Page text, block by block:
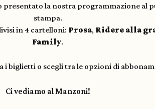
presentato la nostra programmazione al
stampa.
in 4 cartelloni: Prosa, Ridere alla
Family.
i biglietti o scegli tra le opzioni di
Ci vediamo al Manzoni!